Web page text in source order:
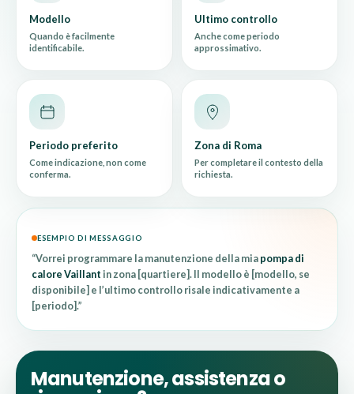
Modello
Quando è facilmente
identificabile.
Ultimo controllo
Anche come periodo
approssimativo.
Periodo preferito
Come indicazione, non come
conferma.
Zona di Roma
Per completare il contesto della
richiesta.
ESEMPIO DI MESSAGGIO
“Vorrei programmare la manutenzione della miapompa di
calore Vaillantin zona [quartiere]. Il modello è [modello, se
disponibile] e l’ultimo controllo risale indicativamente a
[periodo].”
Manutenzione, assistenza o